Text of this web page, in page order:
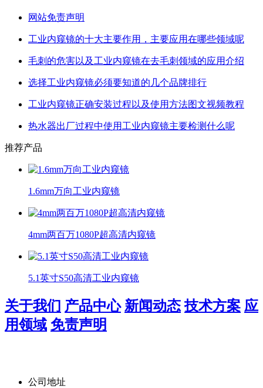
网站免责声明
工业内窥镜的十大主要作用，主要应用在哪些领域呢
毛刺的危害以及工业内窥镜在去毛刺领域的应用介绍
选择工业内窥镜必须要知道的几个品牌排行
工业内窥镜正确安装过程以及使用方法图文视频教程
热水器出厂过程中使用工业内窥镜主要检测什么呢
推荐产品
1.6mm万向工业内窥镜
4mm两百万1080P超高清内窥镜
5.1英寸S50高清工业内窥镜
关于我们 产品中心 新闻动态 技术方案 应
用领域 免责声明
公司地址